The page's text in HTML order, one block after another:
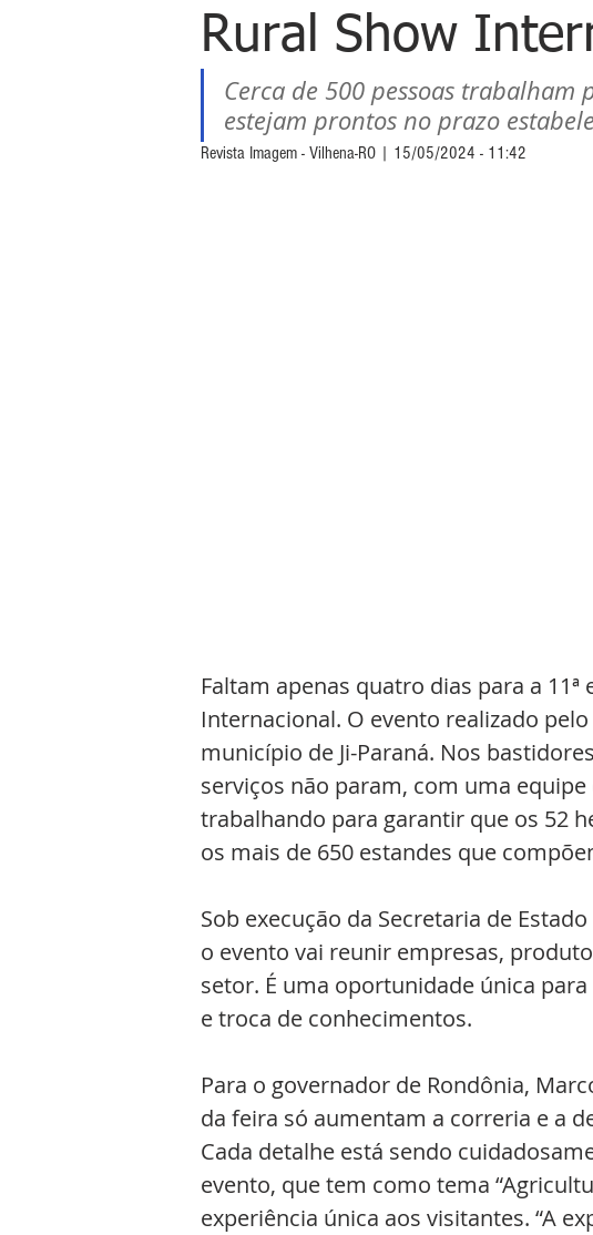
Rural Show
Cerca de 500 pessoas
estejam prontos no prazo
Revista Imagem - Vilhena-RO | 15/05/2024 - 11:42
Faltam apenas quatro dias para a
Internacional. O evento realizado
município de Ji-Paraná. Nos
serviços não param, com uma
trabalhando para garantir que os 52
os mais de 650 estandes que
Sob execução da Secretaria de
o evento vai reunir empresas,
setor. É uma oportunidade única
e troca de conhecimentos.
Para o governador de Rondônia,
da feira só aumentam a correria e a
Cada detalhe está sendo
evento, que tem como tema
experiência única aos visitantes. “A